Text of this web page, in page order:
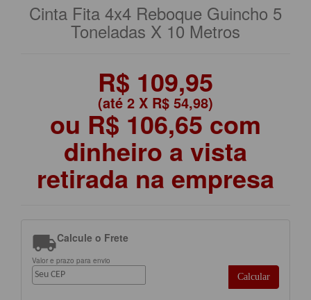
Cinta Fita 4x4 Reboque Guincho 5
Toneladas X 10 Metros
R$ 109,95
(até 2 X R$ 54,98)
ou R$ 106,65 com
dinheiro a vista
retirada na empresa
Calcule o Frete
Valor e prazo para envio
Calcular